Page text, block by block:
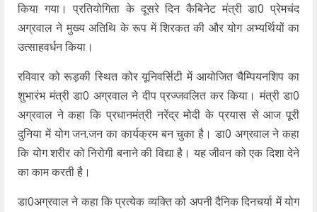
किया गया। प्रतियोगिता के दूसरे दिन कैबिनेट मंत्री डा0 प्रेमचंद
अग्रवाल ने मुख्य अतिथि के रूप में शिरकत की और योग अभ्यर्थियों का
उत्साहवर्धन किया।
रविवार को रूड़की स्थित कोर यूनिवर्सिटी में आयोजित चैम्पियनशिप का
शुभारंभ मंत्री डा0 अग्रवाल ने दीप प्रज्जवलित कर किया। मंत्री डा0
अग्रवाल ने कहा कि प्रधानमंत्री नरेंद्र मोदी के प्रयास से आज पूरी
दुनिया में योग जन.जन का कार्यक्रम बन चुका है। डा0 अग्रवाल ने कहा
कि योग शरीर को निरोगी बनाने की विद्या है। यह जीवन को एक दिशा देने
का काम करती है।
डा0अग्रवाल ने कहा कि प्रत्येक व्यक्ति को अपनी दैनिक दिनचर्या में योग